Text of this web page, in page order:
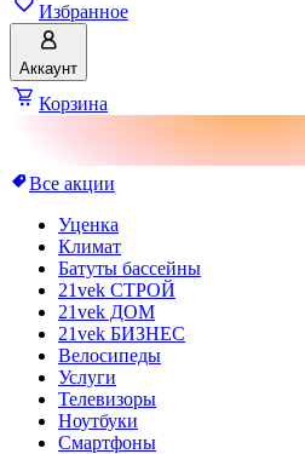
Избранное
Аккаунт
Корзина
Все акции
Уценка
Климат
Батуты бассейны
21vek СТРОЙ
21vek ДОМ
21vek БИЗНЕС
Велосипеды
Услуги
Телевизоры
Ноутбуки
Смартфоны